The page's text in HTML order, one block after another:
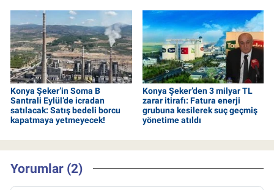
Konya Şeker’in Soma B
Santrali Eylül’de icradan
satılacak: Satış bedeli borcu
kapatmaya yetmeyecek!
Konya Şeker’den 3 milyar TL
zarar itirafı: Fatura enerji
grubuna kesilerek suç geçmiş
yönetime atıldı
Yorumlar (2)